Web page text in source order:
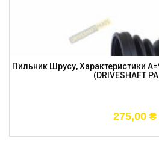
Пильник Шрусу, Характеристики
(DRIVESHAFT
275,00 ₴